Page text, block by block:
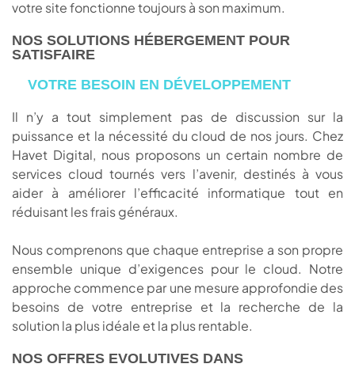
votre site fonctionne toujours à son maximum.
NOS SOLUTIONS HÉBERGEMENT POUR
SATISFAIRE
VOTRE BESOIN EN DÉVELOPPEMENT
Il n’y a tout simplement pas de discussion sur la
puissance et la nécessité du cloud de nos jours. Chez
Havet Digital, nous proposons un certain nombre de
services cloud tournés vers l’avenir, destinés à vous
aider à améliorer l’efficacité informatique tout en
réduisant les frais généraux.
Nous comprenons que chaque entreprise a son propre
ensemble unique d’exigences pour le cloud. Notre
approche commence par une mesure approfondie des
besoins de votre entreprise et la recherche de la
solution la plus idéale et la plus rentable.
NOS OFFRES EVOLUTIVES DANS